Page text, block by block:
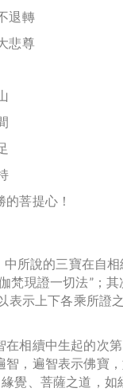
退轉
悲尊
菩提心！
所說的三寶在自
梵現證一切法”；
表示上下各乘所證
相續中生起的次
，遍智表示佛寶
覺、菩薩之道，如